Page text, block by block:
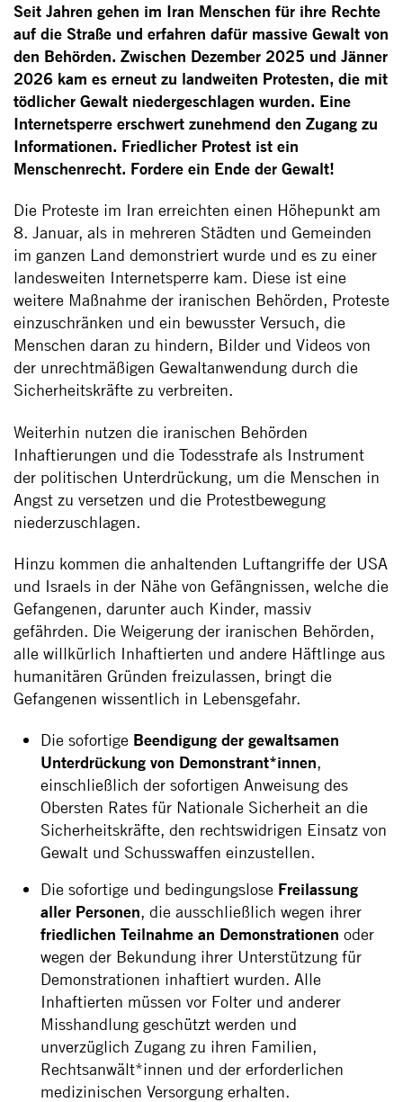
Seit Jahren gehen im Iran Menschen für ihre Rechte
auf die Straße und erfahren dafür massive Gewalt von
den Behörden. Zwischen Dezember 2025 und Jänner
2026 kam es erneut zu landweiten Protesten, die mit
tödlicher Gewalt niedergeschlagen wurden. Eine
Internetsperre erschwert zunehmend den Zugang zu
Informationen. Friedlicher Protest ist ein
Menschenrecht. Fordere ein Ende der Gewalt!
Die Proteste im Iran erreichten einen Höhepunkt am
8. Januar, als in mehreren Städten und Gemeinden
im ganzen Land demonstriert wurde und es zu einer
landesweiten Internetsperre kam. Diese ist eine
weitere Maßnahme der iranischen Behörden, Proteste
einzuschränken und ein bewusster Versuch, die
Menschen daran zu hindern, Bilder und Videos von
der unrechtmäßigen Gewaltanwendung durch die
Sicherheitskräfte zu verbreiten.
Weiterhin nutzen die iranischen Behörden
Inhaftierungen und die Todesstrafe als Instrument
der politischen Unterdrückung, um die Menschen in
Angst zu versetzen und die Protestbewegung
niederzuschlagen.
Hinzu kommen die anhaltenden Luftangriffe der USA
und Israels in der Nähe von Gefängnissen, welche die
Gefangenen, darunter auch Kinder, massiv
gefährden. Die Weigerung der iranischen Behörden,
alle willkürlich Inhaftierten und andere Häftlinge aus
humanitären Gründen freizulassen, bringt die
Gefangenen wissentlich in Lebensgefahr.
Die sofortige Beendigung der gewaltsamen
Unterdrückung von Demonstrant*innen,
einschließlich der sofortigen Anweisung des
Obersten Rates für Nationale Sicherheit an die
Sicherheitskräfte, den rechtswidrigen Einsatz von
Gewalt und Schusswaffen einzustellen.
Die sofortige und bedingungslose Freilassung
aller Personen, die ausschließlich wegen ihrer
friedlichen Teilnahme an Demonstrationen oder
wegen der Bekundung ihrer Unterstützung für
Demonstrationen inhaftiert wurden. Alle
Inhaftierten müssen vor Folter und anderer
Misshandlung geschützt werden und
unverzüglich Zugang zu ihren Familien,
Rechtsanwält*innen und der erforderlichen
medizinischen Versorgung erhalten.